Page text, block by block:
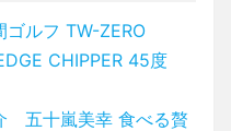
ルフ TW-ZERO
CHIPPER 45度
五十嵐美幸 食べる贅